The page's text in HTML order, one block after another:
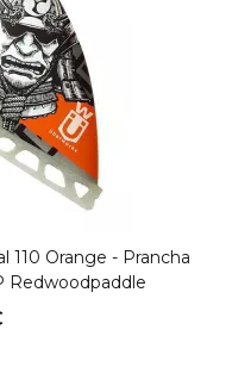
110 Orange - Prancha
Redwoodpaddle